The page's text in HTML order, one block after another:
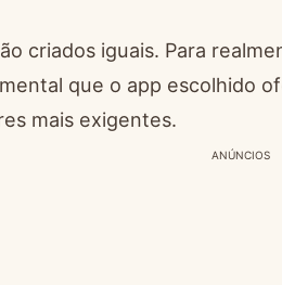
criados iguais. Para
que o app escolhido
mais exigentes.
ANÚNCIOS